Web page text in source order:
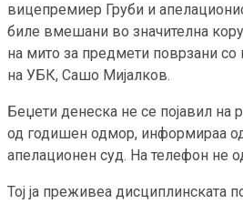
вицепремиер Груби и
биле вмешани во значителна
на мито за предмети поврзани
на УБК, Сашо Мијалков.
Беџети денеска не се појавил на
од годишен одмор, информираа
апелационен суд. На телефон не
Тој ја преживеа дисциплинската